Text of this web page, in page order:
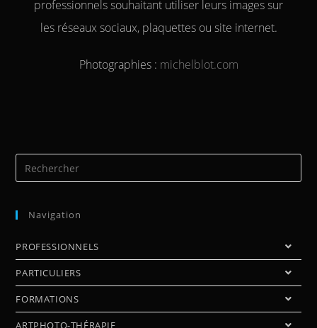
professionnels souhaitant utiliser leurs images sur
les réseaux sociaux, plaquettes ou site internet.
Photographies : michelblot.com
Navigation
PROFESSIONNELS
PARTICULIERS
FORMATIONS
ARTPHOTO-THÉRAPIE